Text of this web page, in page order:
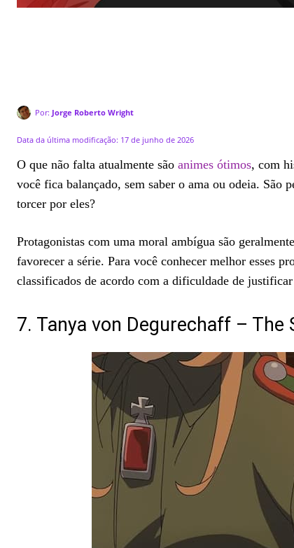
Por: Jorge Roberto Wright
Data da última modificação: 17 de junho de 2026
O que não falta atualmente são animes ótimos, com
você fica balançado, sem saber o ama ou odeia. São
torcer por eles?
Protagonistas com uma moral ambígua são
favorecer a série. Para você conhecer melhor esses
classificados de acordo com a dificuldade de
7. Tanya von Degurechaff – The